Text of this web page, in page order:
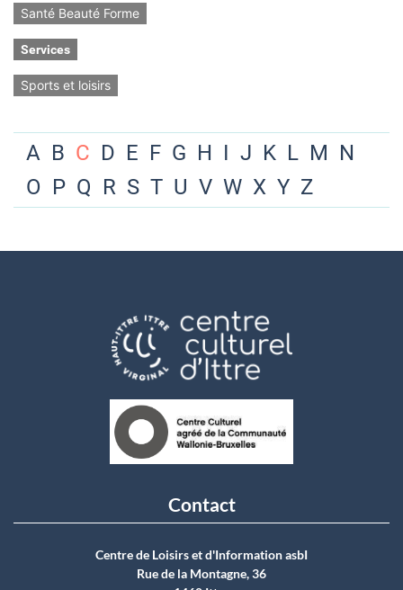
Santé Beauté Forme
Services
Sports et loisirs
A B C D E F G H I J K L M N
O P Q R S T U V W X Y Z
Contact
Centre de Loisirs et d'Information asbI
Rue de la Montagne, 36